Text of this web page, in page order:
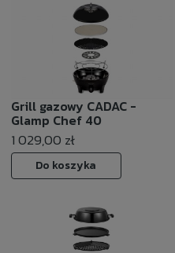
Grill gazowy CADAC -
Glamp Chef 40
1 029,00 zł
Do koszyka